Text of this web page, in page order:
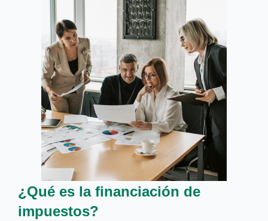
¿Qué es la financiación de
impuestos?